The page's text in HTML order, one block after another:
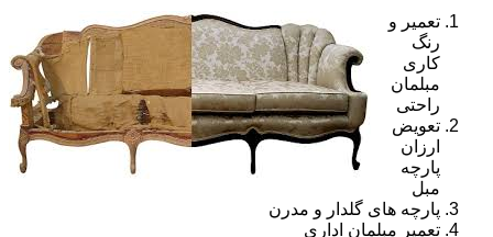
تعمیر و
رنگ
کاری
مبلمان
راحتی
تعویض
ارزان
پارچه
مبل
پارچه های گلدار و مدرن
تعمیر مبلمان اداری